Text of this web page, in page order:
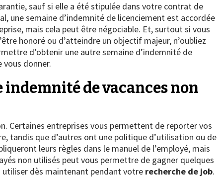
sauf si elle a été stipulée dans votre contrat de
une semaine d’indemnité de licenciement est accordée
mais cela peut être négociable. Et, surtout si vous
honoré ou d’atteindre un objectif majeur, n’oubliez
d’obtenir une autre semaine d’indemnité de
vous donner.
de vacances non
Certaines entreprises vous permettent de reporter vos
tandis que d’autres ont une politique d’utilisation ou de
leurs règles dans le manuel de l’employé, mais
non utilisés peut vous permettre de gagner quelques
utiliser dès maintenant pendant votre recherche de job.